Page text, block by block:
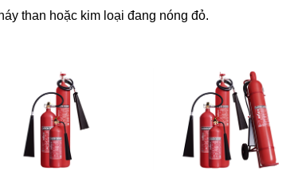
than hoặc kim loại đang nóng đỏ.